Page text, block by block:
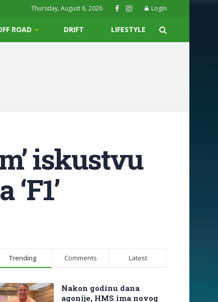
Thursday, August 6, 2026 Login
ROAD DRIFT LIFESTYLE
iskustvu
Trending Comments Latest
Nakon godinu dana
agonije, HMS ima novog